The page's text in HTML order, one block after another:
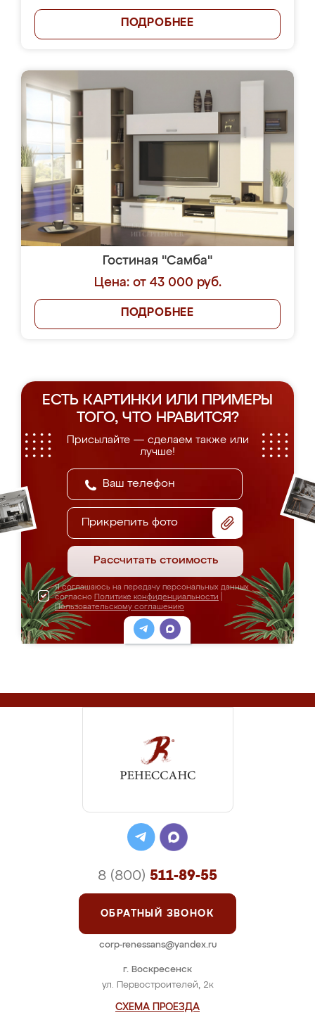
ПОДРОБНЕЕ
Гостиная "Самба"
Цена: от 43 000 руб.
ПОДРОБНЕЕ
ЕСТЬ КАРТИНКИ ИЛИ ПРИМЕРЫ
ТОГО, ЧТО НРАВИТСЯ?
Присылайте — сделаем также или
лучше!
Прикрепить фото
Рассчитать стоимость
Я соглашаюсь на передачу персональных данных
согласно Политике конфиденциальности
Пользовательскому соглашению
г. Воскресенск
ул. Первостроителей, 2к
СХЕМА ПРОЕЗДА
8 (800) 511-89-55
ОБРАТНЫЙ ЗВОНОК
corp-renessans@yandex.ru